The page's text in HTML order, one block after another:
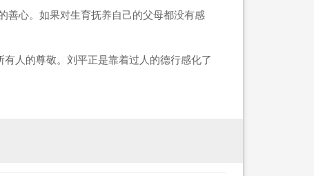
善心。如果对生育抚养自己的父母都没有感
人的尊敬。刘平正是靠着过人的德行感化了